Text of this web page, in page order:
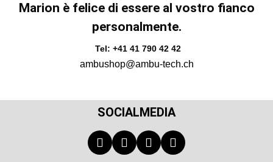
Marion è felice di essere al vostro fianco
personalmente.
Tel: +41 41 790 42 42
ambushop@ambu-tech.ch
SOCIALMEDIA